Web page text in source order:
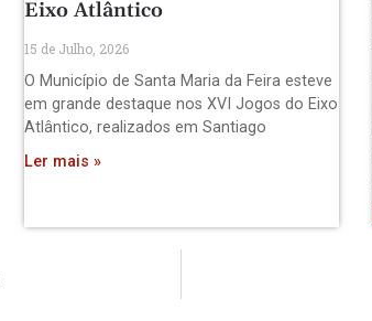
Eixo Atlântico
15 de Julho, 2026
O Município de Santa Maria da Feira esteve
em grande destaque nos XVI Jogos do Eixo
Atlântico, realizados em Santiago
Ler mais »